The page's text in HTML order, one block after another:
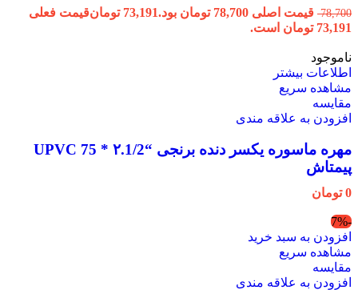
78,700 قیمت اصلی 78,700 تومان بود. 73,191 تومانقیمت فعلی
73,191 تومان است.
ناموجود
اطلاعات بیشتر
مشاهده سریع
مقایسه
افزودن به علاقه مندی
مهره ماسوره یکسر دنده برنجی “۲.1/2 * 75 UPVC
پیمتاش
0 تومان
-7%
افزودن به سبد خرید
مشاهده سریع
مقایسه
افزودن به علاقه مندی